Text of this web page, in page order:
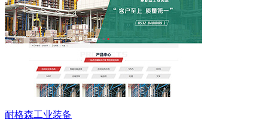
耐格森工业装备